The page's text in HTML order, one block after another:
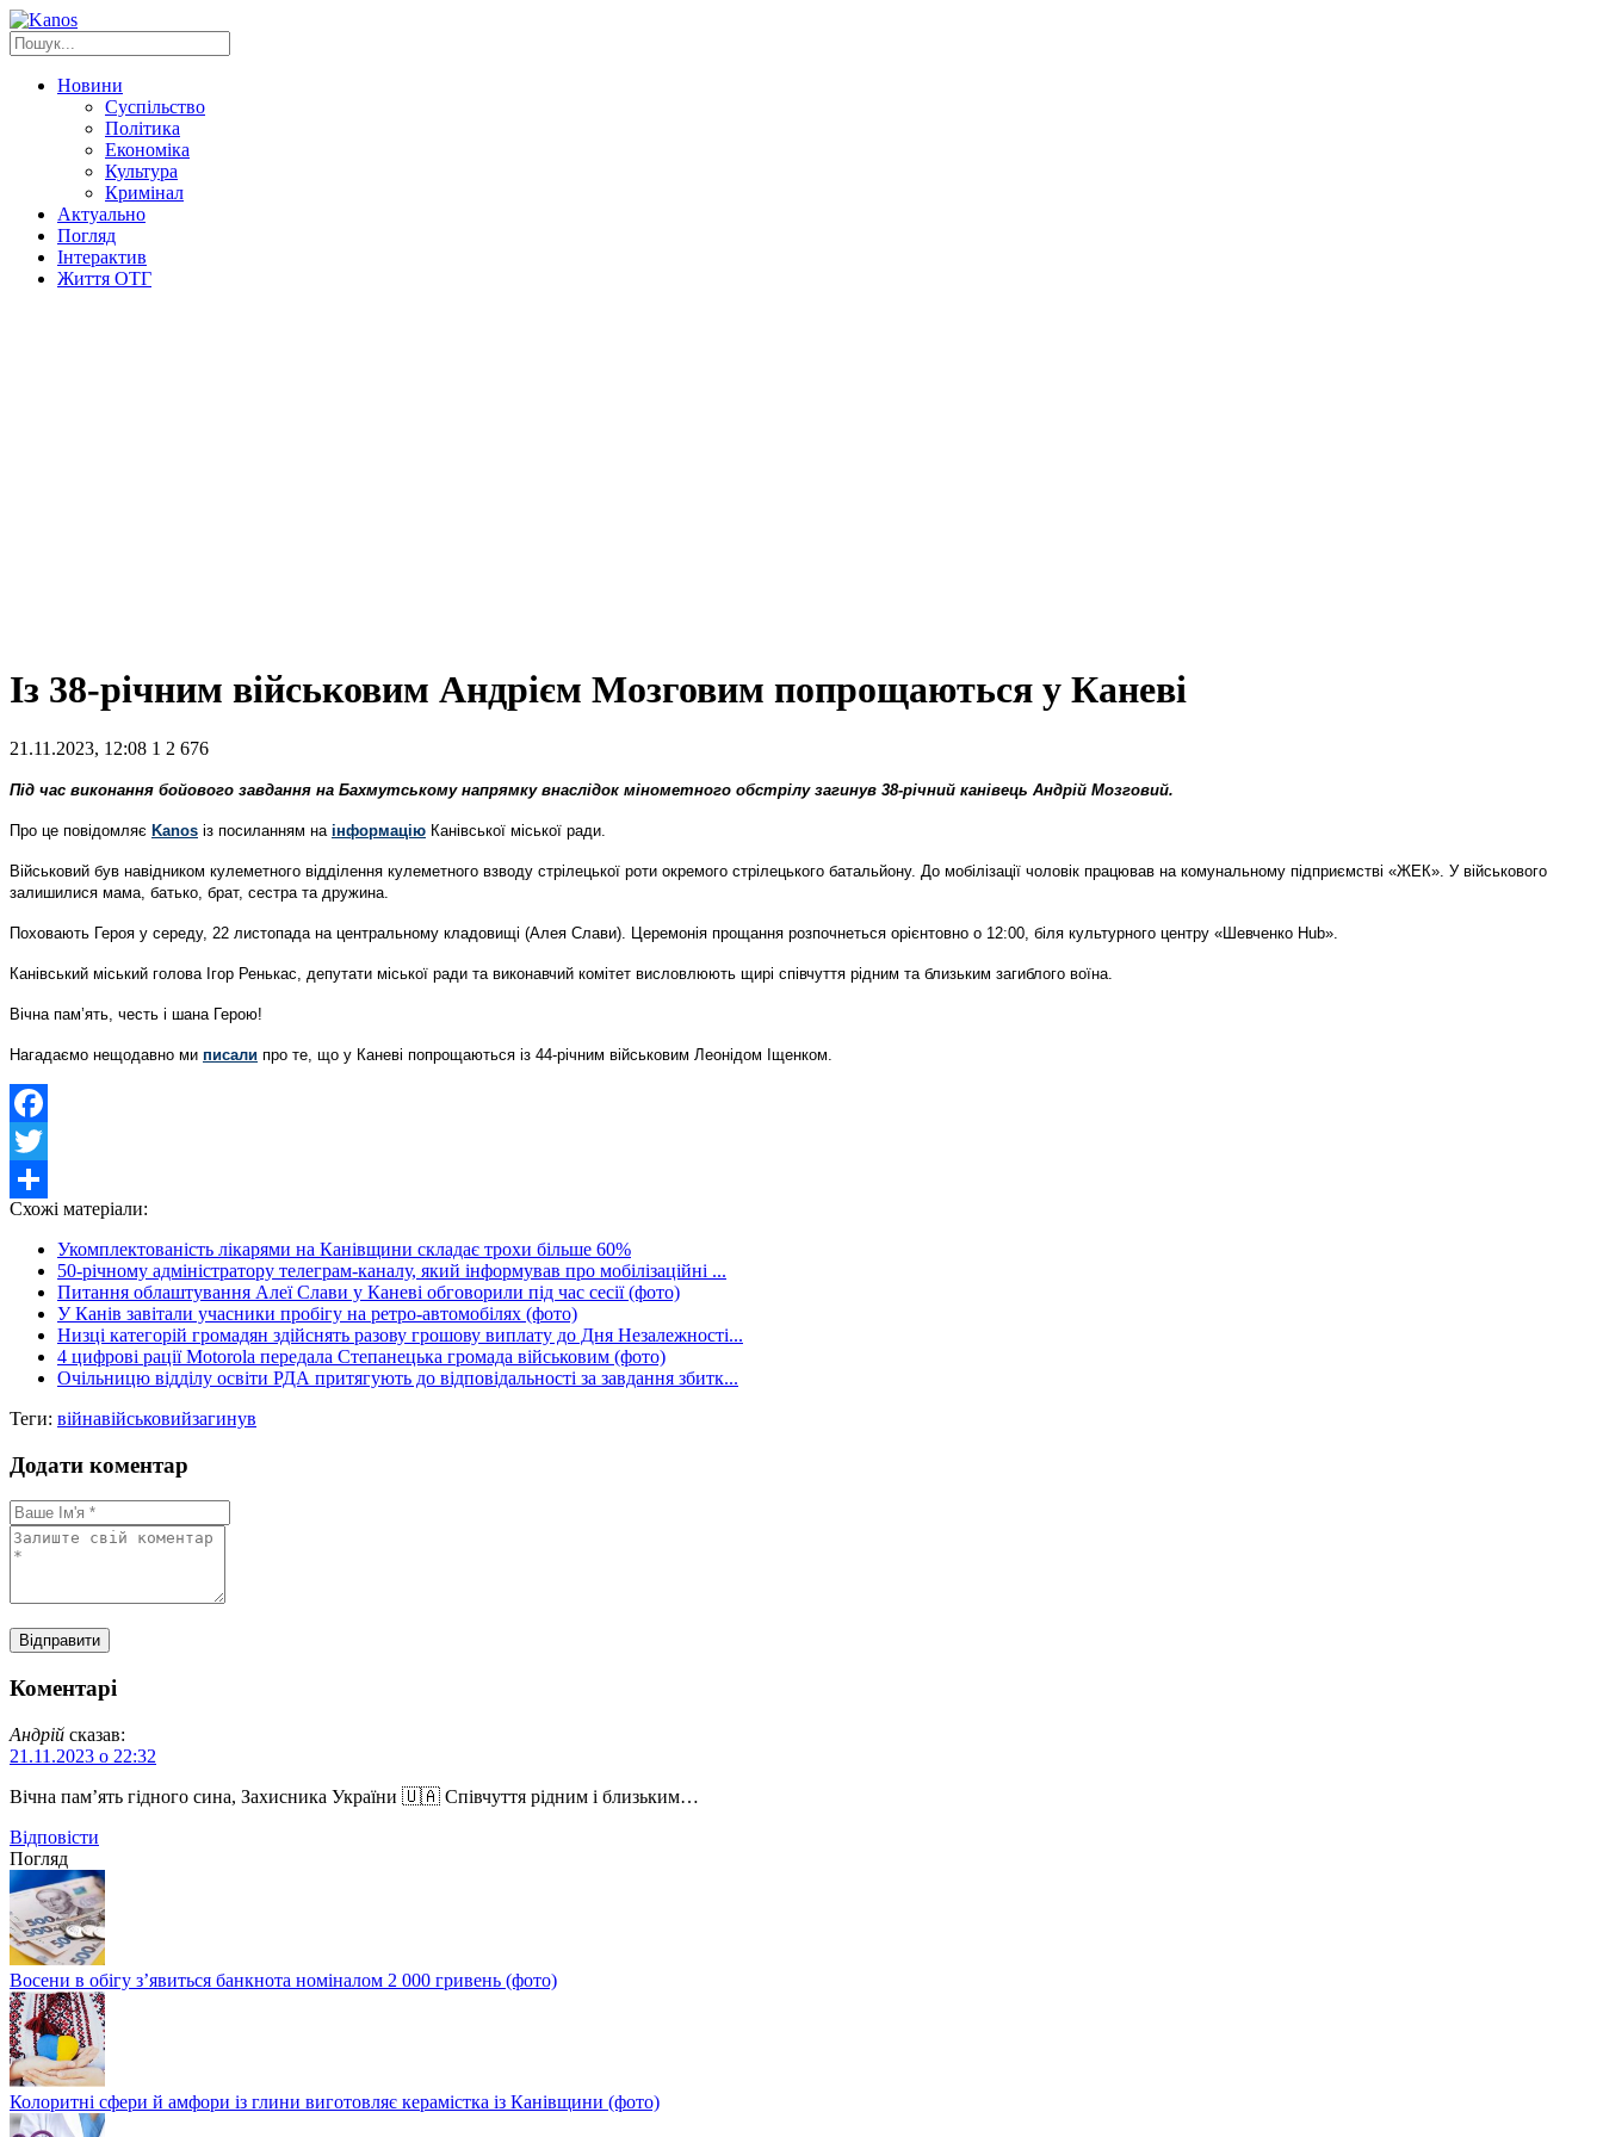
Новини
Суспільство
Політика
Економіка
Культура
Кримінал
Актуально
Погляд
Інтерактив
Життя ОТГ
Із 38-річним військовим Андрієм Мозговим попрощаються у Каневі
21.11.2023, 12:08 1 2 676
Під час виконання бойового завдання на Бахмутському напрямку внаслідок мінометного обстрілу загинув 38-річний канівець Андрій Мозговий.
Про це повідомляє Kanos із посиланням на інформацію Канівської міської ради.
Військовий був навідником кулеметного відділення кулеметного взводу стрілецької роти окремого стрілецького батальйону. До мобілізації чоловік працював на комунальному підприємстві «ЖЕК». У військового
залишилися мама, батько, брат, сестра та дружина.
Поховають Героя у середу, 22 листопада на центральному кладовищі (Алея Слави). Церемонія прощання розпочнеться орієнтовно о 12:00, біля культурного центру «Шевченко Hub».
Канівський міський голова Ігор Ренькас, депутати міської ради та виконавчий комітет висловлюють щирі співчуття рідним та близьким загиблого воїна.
Вічна пам’ять, честь і шана Герою!
Нагадаємо нещодавно ми писали про те, що у Каневі попрощаються із 44-річним військовим Леонідом Іщенком.
Facebook
Twitter
Share
Схожі матеріали:
Укомплектованість лікарями на Канівщини складає трохи більше 60%
50-річному адміністратору телеграм-каналу, який інформував про мобілізаційні ...
Питання облаштування Алеї Слави у Каневі обговорили під час сесії (фото)
У Канів завітали учасники пробігу на ретро-автомобілях (фото)
Низці категорій громадян здійснять разову грошову виплату до Дня Незалежності...
4 цифрові рації Motorola передала Степанецька громада військовим (фото)
Очільницю відділу освіти РДА притягують до відповідальності за завдання збитк...
Теги: війнавійськовийзагинув
Додати коментар
Коментарі
Андрій сказав:
21.11.2023 о 22:32
Вічна пам’ять гідного сина, Захисника України 🇺🇦 Співчуття рідним і близьким…
Відповіcти
Погляд
Восени в обігу з’явиться банкнота номіналом 2 000 гривень (фото)
Колоритні сфери й амфори із глини виготовляє керамістка із Канівщини (фото)